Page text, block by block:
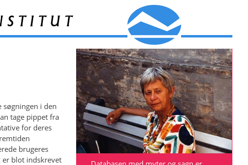
i den
tage pippet fra
for deres
brugeres
blot indskrevet